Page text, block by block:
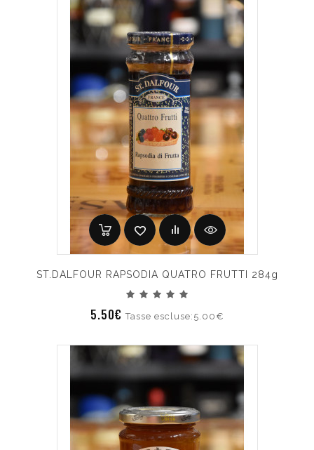
ST.DALFOUR RAPSODIA QUATRO FRUTTI 284g
5.50€Tasse escluse:5.00€